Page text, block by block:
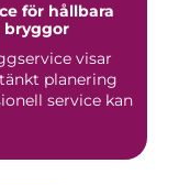
för hållbara
bryggor
visar
planering
service kan